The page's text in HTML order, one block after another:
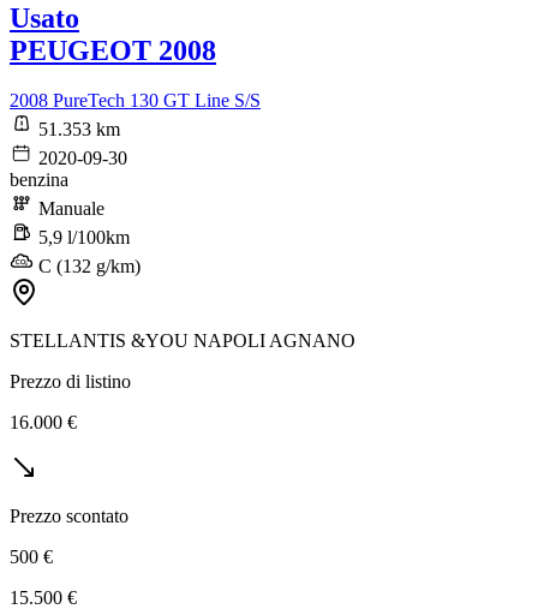
Usato
PEUGEOT 2008
2008 PureTech 130 GT Line S/S
51.353 km
2020-09-30
benzina
Manuale
5,9 l/100km
C (132 g/km)
STELLANTIS &YOU NAPOLI AGNANO
Prezzo di listino
16.000 €
Prezzo scontato
500 €
15.500 €